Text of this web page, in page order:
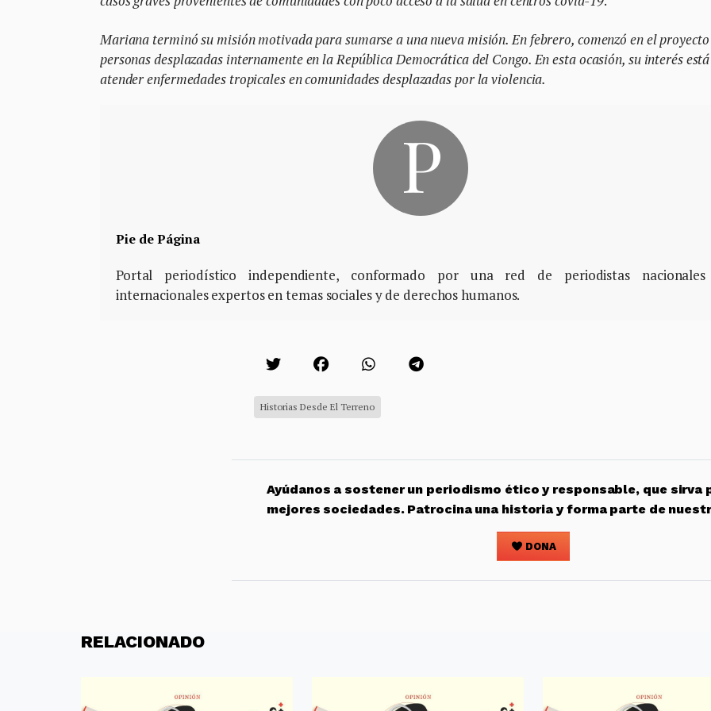
Mariana terminó su misión motivada para sumarse a una nueva misión. En febrero, comenzó en el proyecto
personas desplazadas internamente en la República Democrática del Congo. En esta ocasión, su interés
atender enfermedades tropicales en comunidades desplazadas por la violencia.
Pie de Página
Portal periodístico independiente, conformado por una red de periodistas
internacionales expertos en temas sociales y de derechos humanos.
Historias Desde El Terreno
Ayúdanos a sostener un periodismo ético y responsable, que sirva
mejores sociedades. Patrocina una historia y forma parte de
DONA
RELACIONADO